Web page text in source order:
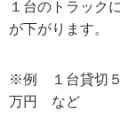
１台のトラック
が下がります。
※例 １台貸切
万円 など